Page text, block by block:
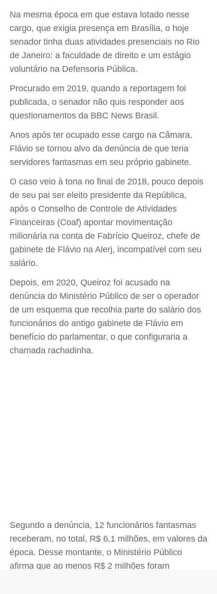
Na mesma época em que estava lotado nesse
cargo, que exigia presença em Brasília, o hoje
senador tinha duas atividades presenciais no Rio
de Janeiro: a faculdade de direito e um estágio
voluntário na Defensoria Pública.
Procurado em 2019, quando a reportagem foi
publicada, o senador não quis responder aos
questionamentos da BBC News Brasil.
Anos após ter ocupado esse cargo na Câmara,
Flávio se tornou alvo da denúncia de que teria
servidores fantasmas em seu próprio gabinete.
O caso veio à tona no final de 2018, pouco depois
de seu pai ser eleito presidente da República,
após o Conselho de Controle de Atividades
Financeiras (Coaf) apontar movimentação
milionária na conta de Fabrício Queiroz, chefe de
gabinete de Flávio na Alerj, incompatível com seu
salário.
Depois, em 2020, Queiroz foi acusado na
denúncia do Ministério Público de ser o operador
de um esquema que recolhia parte do salário dos
funcionários do antigo gabinete de Flávio em
benefício do parlamentar, o que configuraria a
chamada rachadinha.
Segundo a denúncia, 12 funcionários fantasmas
receberam, no total, R$ 6,1 milhões, em valores da
época. Desse montante, o Ministério Público
afirma que ao menos R$ 2 milhões foram